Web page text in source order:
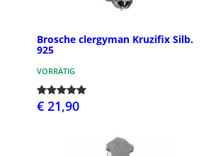
Brosche clergyman Kruzifix Silb.
925
VORRÄTIG
€ 21,90